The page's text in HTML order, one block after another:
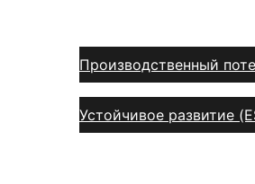
Производственный
Устойчивое развитие